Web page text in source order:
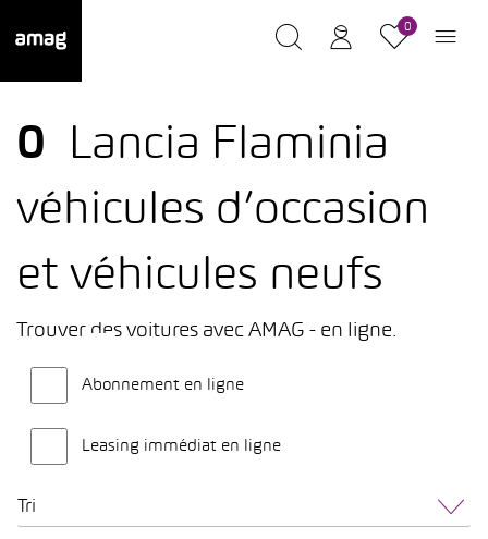
0
0
Lancia Flaminia
véhicules d’occasion
et véhicules neufs
Trouver des voitures avec AMAG - en ligne.
Abonnement en ligne
Leasing immédiat en ligne
Tri